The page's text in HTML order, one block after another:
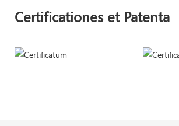
Certificationes et Patenta